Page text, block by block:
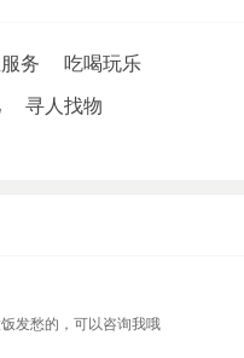
务
吃喝玩乐
寻人找物
发愁的，可以咨询我哦